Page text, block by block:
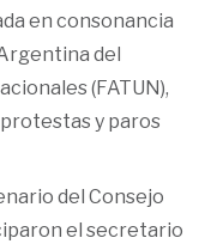
en consonancia
del
(FATUN),
y paros
del Consejo
el secretario